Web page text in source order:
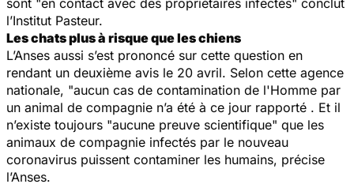
l’Institut Pasteur.
Les chats plus à risque que les chiens
L’Anses aussi s’est prononcé sur cette question en
rendant un deuxième avis le 20 avril. Selon cette agence
nationale, "aucun cas de contamination de l'Homme par
un animal de compagnie n’a été à ce jour rapporté . Et il
n’existe toujours "aucune preuve scientifique" que les
animaux de compagnie infectés par le nouveau
coronavirus puissent contaminer les humains, précise
l’Anses.